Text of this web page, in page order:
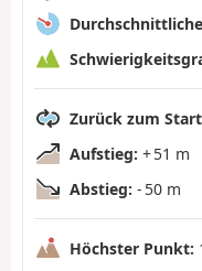
Zurück zum
Aufstieg: + 51 m
Abstieg: - 50 m
Höchster Punkt: